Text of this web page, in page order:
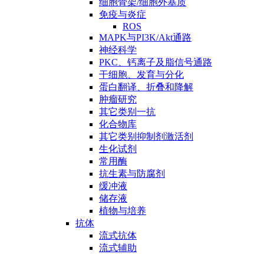
细胞骨架/细胞外基质
免疫与炎症
ROS
MAPK与PI3K/Akt通路
神经科学
PKC、钙离子及脂信号通路
干细胞、发育与分化
蛋白翻译、折叠和降解
肿瘤研究
其它类别一抗
化合物库
其它类别抑制剂激活剂
生化试剂
常用酶
抗生素与防腐剂
缓冲液
储存液
植物与培养
抗体
流式抗体
流式辅助